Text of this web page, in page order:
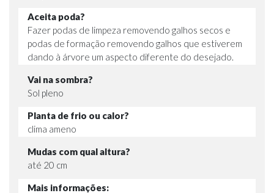
Aceita poda?
Fazer podas de limpeza removendo galhos secos e
podas de formação removendo galhos que estiverem
dando à árvore um aspecto diferente do desejado.
Vai na sombra?
Sol pleno
Planta de frio ou calor?
clima ameno
Mudas com qual altura?
até 20 cm
Mais informações: